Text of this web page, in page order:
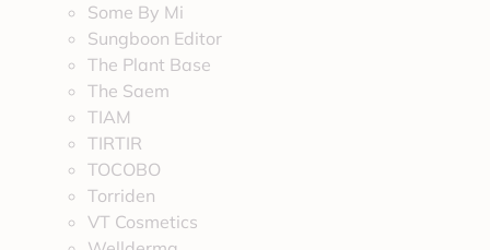
Some By Mi
Sungboon Editor
The Plant Base
The Saem
TIAM
TIRTIR
TOCOBO
Torriden
VT Cosmetics